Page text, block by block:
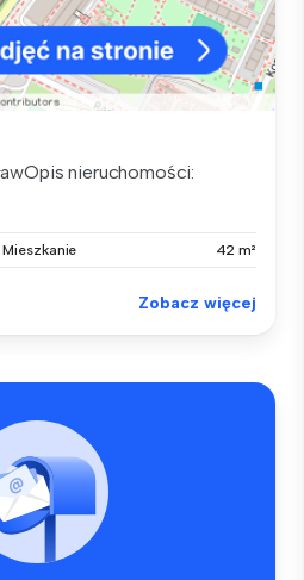
nieruchomości:
Mieszkanie 42 m²
Zobacz więcej